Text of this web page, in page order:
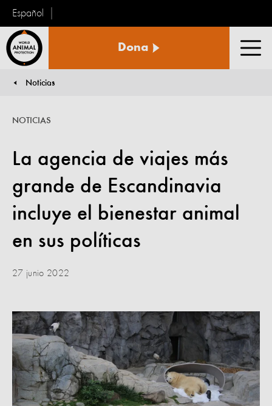
Español
Animal
Dona
Noticias
La agencia de viajes más
grande de Escandinavia
incluye el bienestar animal
en sus políticas
NOTICIAS
27 junio 2022